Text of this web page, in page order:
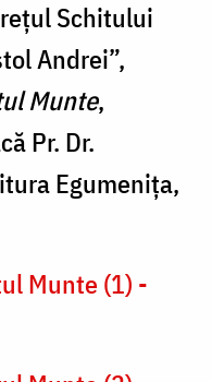
Schitului
Andrei”,
Munte,
Pr. Dr.
Egumeniţa,
Munte (1) -